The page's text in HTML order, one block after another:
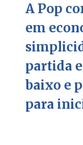
A Pop
em
partida
baixo e
para